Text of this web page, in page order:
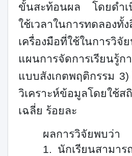
ขั้นสะท้อนผล โดยดำเ
ใช้เวลาในการทดลองทั้
เครื่องมือที่ใช้ในการวิ
แผนการจัดการเรียนรู้
แบบสังเกตพฤติกรรม
วิเคราะห์ข้อมูลโดยใ
เฉลี่ย ร้อยละ
ผลการวิจัยพบว่า
1. นักเรียนสามาร